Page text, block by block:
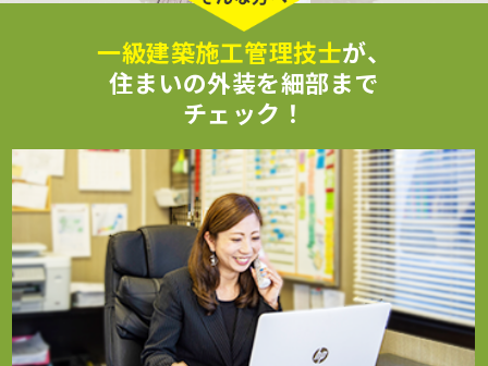
一級建築施工管理技士が、
住まいの外装を細部まで
チェック！